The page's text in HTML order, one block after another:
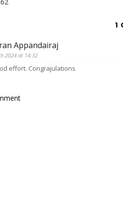
1
Appandairaj
2024 at 14:32
effort. Congrajulations